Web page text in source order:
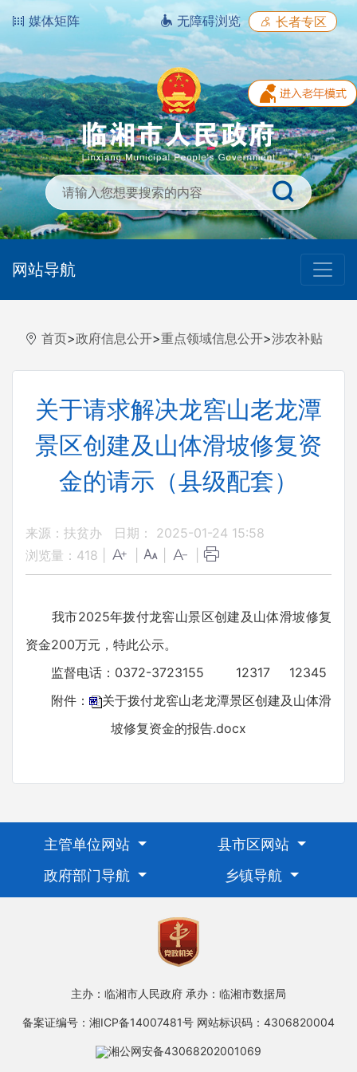
媒体矩阵 无障碍浏览 长者专区
网站导航
首页>政府信息公开>重点领域信息公开>涉农补贴
关于请求解决龙窖山老龙潭
景区创建及山体滑坡修复资
金的请示（县级配套）
来源：扶贫办
日期： 2025-01-24 15:58
浏览量： 418
我市2025年拨付龙窖山景区创建及山体滑坡修复
资金200万元，特此公示。
监督电话：0372-3723155 12317 12345
附件：
关于拨付龙窖山老龙潭景区创建及山体滑
坡修复资金的报告.docx
主管单位网站
县市区网站
政府部门导航
乡镇导航
主办：临湘市人民政府 承办：临湘市数据局
备案证编号：湘ICP备14007481号 网站标识码：4306820004
湘公网安备43068202001069